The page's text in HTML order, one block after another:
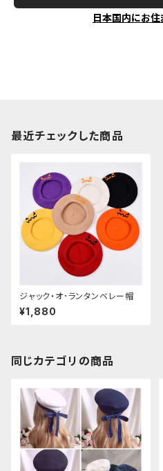
日本国内にお
最近チェックした商品
ジャック・オ･ランタンベレー帽
¥1,880
同じカテゴリの商品